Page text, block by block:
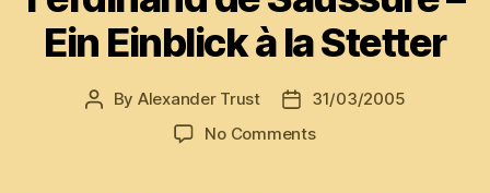
Ein Einblick à la Stetter
Post
By Alexander Trust
Post
date
31/03/2005
No Commentson